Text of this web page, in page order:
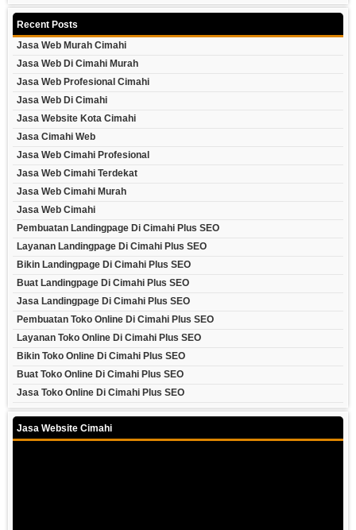
Recent Posts
Jasa Web Murah Cimahi
Jasa Web Di Cimahi Murah
Jasa Web Profesional Cimahi
Jasa Web Di Cimahi
Jasa Website Kota Cimahi
Jasa Cimahi Web
Jasa Web Cimahi Profesional
Jasa Web Cimahi Terdekat
Jasa Web Cimahi Murah
Jasa Web Cimahi
Pembuatan Landingpage Di Cimahi Plus SEO
Layanan Landingpage Di Cimahi Plus SEO
Bikin Landingpage Di Cimahi Plus SEO
Buat Landingpage Di Cimahi Plus SEO
Jasa Landingpage Di Cimahi Plus SEO
Pembuatan Toko Online Di Cimahi Plus SEO
Layanan Toko Online Di Cimahi Plus SEO
Bikin Toko Online Di Cimahi Plus SEO
Buat Toko Online Di Cimahi Plus SEO
Jasa Toko Online Di Cimahi Plus SEO
Jasa Website Cimahi